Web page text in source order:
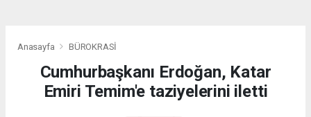
Anasayfa BÜROKRASİ
Cumhurbaşkanı Erdoğan, Katar
Emiri Temim'e taziyelerini iletti